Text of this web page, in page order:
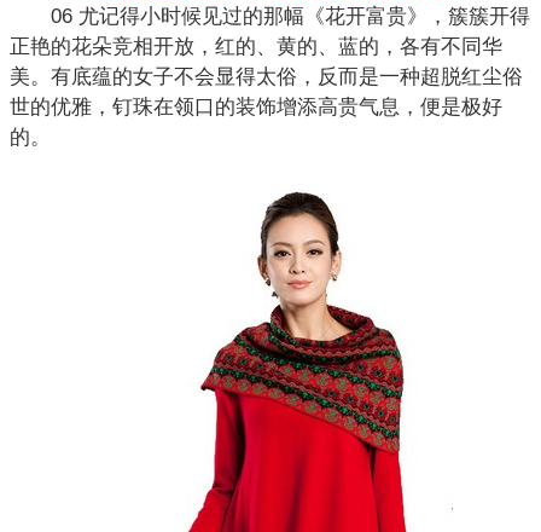
06 尤记得小时候见过的那幅《花开富贵》，簇簇开得
正艳的花朵竞相开放，红的、黄的、蓝的，各有不同华
美。有底蕴的女子不会显得太俗，反而是一种超脱红尘俗
世的优雅，钉珠在领口的装饰增添高贵气息，便是极好
的。